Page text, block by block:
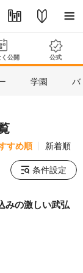
く公開 公式
学園 バ
すめ順 新着順
条件設定
みの激しい武弘